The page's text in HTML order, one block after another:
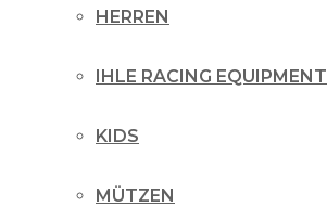
HERREN
IHLE RACING EQUIPMENT
KIDS
MÜTZEN